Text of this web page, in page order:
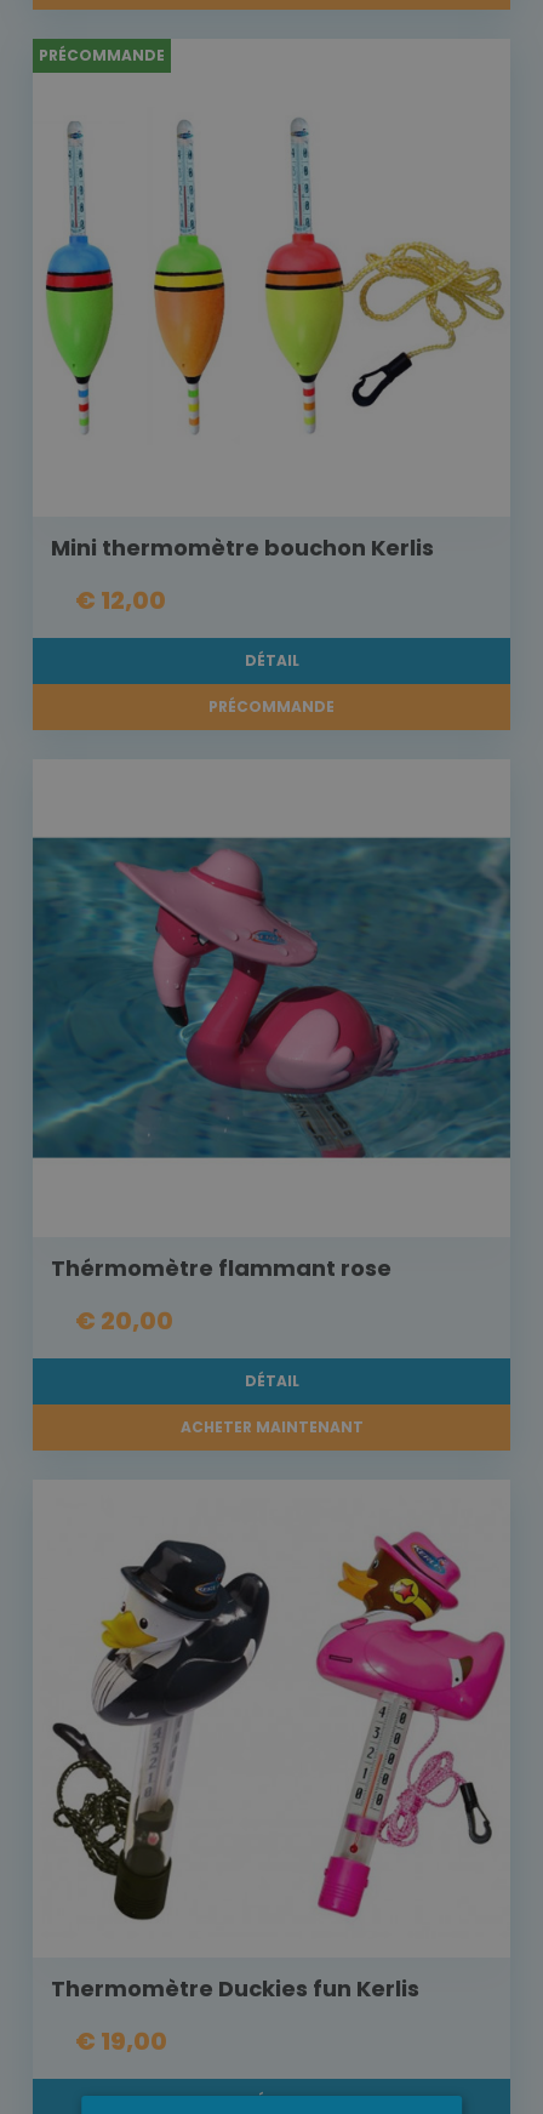
PRÉCOMMANDE
Mini thermomètre bouchon Kerlis
€ 12,00
DÉTAIL
PRÉCOMMANDE
Thérmomètre flammant rose
€ 20,00
DÉTAIL
ACHETER MAINTENANT
Thermomètre Duckies fun Kerlis
€ 19,00
DÉTAIL